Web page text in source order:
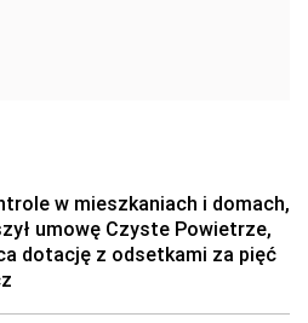
w mieszkaniach i domach,
umowę Czyste Powietrze,
dotację z odsetkami za pięć